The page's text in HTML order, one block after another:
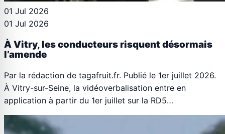
01 Jul 2026
01 Jul 2026
À Vitry, les conducteurs risquent désormais
l’amende
Par la rédaction de tagafruit.fr. Publié le 1er juillet 2026.
À Vitry-sur-Seine, la vidéoverbalisation entre en
application à partir du 1er juillet sur la RD5…